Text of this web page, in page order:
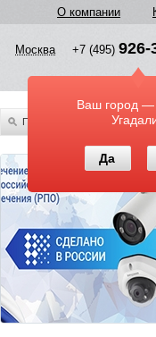
О компании
Москва +7 (495) 926-
Ваш город —
Да
По всему каталогу